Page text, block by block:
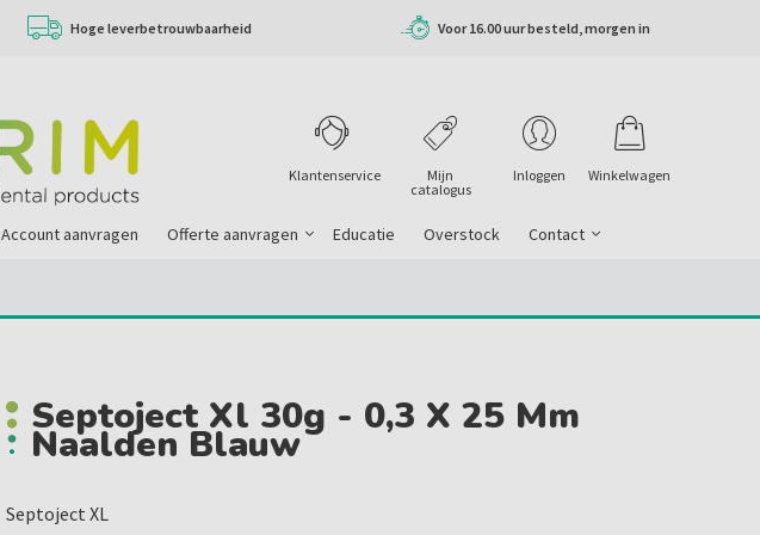
Hoge leverbetrouwbaarheid Voor 16.00 uur besteld, morgen in
Winkelwagen
Inloggen
Mijn
catalogus
Klantenservice
Account aanvragen Offerte aanvragen Educatie Overstock Contact
Septoject Xl 30g - 0,3 X 25 Mm
Naalden Blauw
Septoject XL